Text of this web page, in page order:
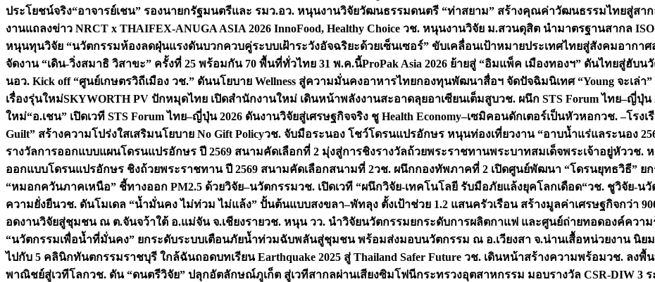
ประโยชน์จริง“อาจารย์เชน” รองนายกรัฐมนตรีและ รมว.อว. หนุนงานวิจัยวัฒนธรรมดนตรี “ท่าสยาม” สร้างคุณค่าวัฒนธรรมไทยสู่สา
งานแถลงข่าว NRCT x THAIFEX-ANUGA ASIA 2026 InnoFood, Healthy Choice วช. หนุนงานวิจัย ม.สวนดุสิต นำมาตรฐานสากล
หนุนทุนวิจัย “นวัตกรรมห้องลดฝุ่นแรงดันบวกควบคู่ระบบเฝ้าระวังอัจฉริยะด้วยเซ็นเซอร์” ขับเคลื่อนเป้าหมายประเทศไทยสู่สังคมอากาศ
จัดงาน “เดิน-วิ่งสมาธิ วิสาขะ” ครั้งที่ 25 พร้อมกัน 70 พื้นที่ทั่วไทย 31 พ.ค.นี้ProPak Asia 2026 ย้ายสู่ “อิมแพ็ค เมืองทองฯ” ดันไทยสู่ฮับ
นอว. Kick off “ศูนย์เกษตรวิถีเมือง วช.” ดันนโยบาย Wellness สู่ความมั่นคงอาหารไทยกองทุนพัฒนาสื่อฯ จัดปัจฉิมนิเทศ “Young จะเล่
เรื่องรุ่นใหม่SKYWORTH PV ปักหมุดไทย เปิดสำนักงานใหม่ เดินหน้าพลังงานสะอาดลุยอาเซียนเต็มสูบวช. ผนึก STS Forum ไทย–ญี่ปุ่
ใหม่“อ.เชน” เปิดเวที STS Forum ไทย–ญี่ปุ่น 2026 ดันงานวิจัยสู่เศรษฐกิจจริง ชู Health Economy–เซมิคอนดักเตอร์เป็นหัวหอกวช. –โรง
Guilt” สร้างความโปร่งใสเสริมนโยบาย No Gift Policyวช. จับมือระนอง โชว์โดรนแปรอักษร หนุนท่องเที่ยวงาน “อาบน้ำแร่แลระนอง
รางวัลการออกแบบแผนโดรนแปรอักษร ปี 2569 สนามคัดเลือกที่ 2 มุ่งสู่การชิงรางวัลถ้วยพระราชทานพระบาทสมเด็จพระเจ้าอยู่หัววช.
ออกแบบโดรนแปรอักษร ชิงถ้วยพระราชทาน ปี 2569 สนามคัดเลือกสนามที่ 2วช. ผนึกกองทัพภาคที่ 2 เปิดศูนย์พัฒนา “โดรนยุทธวิธี” ย
“หมอกควันภาคเหนือ” ชี้ทางออก PM2.5 ด้วยวิจัย–นวัตกรรมวช. เปิดเวที “ผนึกวิจัย-เทคโนโลยี รับมือภัยแล้งยุคโลกเดือด“วช. ชูวิจัย-นวั
ความยั่งยืนวช. ดันโมเดล “น้ำมั่นคง ไม่ท่วม ไม่แล้ง” ปั้นต้นแบบสงขลา–พัทลุง ตั้งเป้าช่วย 1.2 แสนครัวเรือน สร้างมูลค่าเศรษฐกิจกว่า
อดงานวิจัยสู่ชุมชน ณ ต.จันจว้าใต้ อ.แม่จัน จ.เชียงรายวช. หนุน วว. นำวิจัยนวัตกรรมยกระดับการผลิตกาแฟ และศูนย์ถ่ายทอดองค์ควา
“นวัตกรรมเพื่อน้ำที่มั่นคง” ยกระดับระบบเตือนภัยน้ำท่วมฉับพลันสู่ชุมชน พร้อมส่งมอบนวัตกรรม ณ อ.เวียงสา จ.น่านเสื้อหน่วยงาน นิย
ไปกับ 5 คลินิกทันตกรรมราชบุรี ใกล้ฉันถอดบทเรียน Earthquake 2025 สู่ Thailand Safer Future วช. เดินหน้าสร้างความพร้อมวช. ลงพื้
พาณิชย์สู่เวทีโลกวช. ดัน “ดนตรีวิจัย” ปลุกอัตลักษณ์ภูเก็ต สู่เวทีสากลผ่านเสียงซิมโฟนีกระทรวงอุตสาหกรรม มอบรางวัล CSR-DIW 3